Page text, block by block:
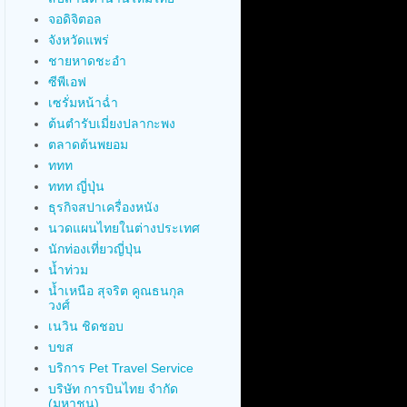
จอดิจิตอล
จังหวัดแพร่
ชายหาดชะอำ
ซีพีเอฟ
เซรั่มหน้าฉ่ำ
ต้นตำรับเมี่ยงปลากะพง
ตลาดต้นพยอม
ททท
ททท ญี่ปุ่น
ธุรกิจสปาเครื่องหนัง
นวดแผนไทยในต่างประเทศ
นักท่องเที่ยวญี่ปุ่น
น้ำท่วม
น้ำเหนือ สุจริต คูณธนกุล
วงศ์
เนวิน ชิดชอบ
บขส
บริการ Pet Travel Service
บริษัท การบินไทย จำกัด
(มหาชน)